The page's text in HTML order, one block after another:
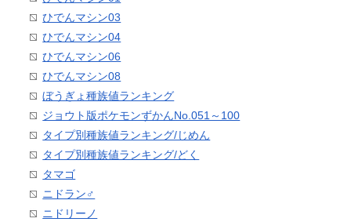
ひでんマシン03
ひでんマシン04
ひでんマシン06
ひでんマシン08
ぼうぎょ種族値ランキング
ジョウト版ポケモンずかんNo.051～100
タイプ別種族値ランキング/じめん
タイプ別種族値ランキング/どく
タマゴ
ニドラン♂
ニドリーノ